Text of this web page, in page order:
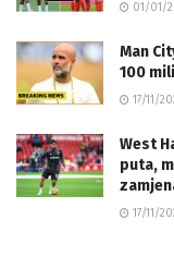
01/01/
Man
100
17/11/
West
puta,
17/11/